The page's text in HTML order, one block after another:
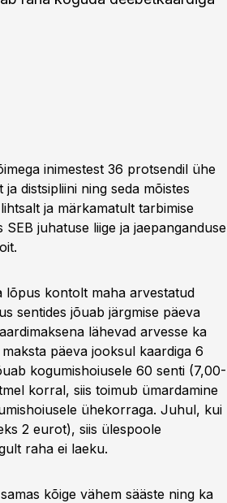
inimestest 36 protsendil ühe
distsipliini ning seda mõistes
ja märkamatult tarbimise
juhatuse liige ja jaepanganduse
lõpus kontolt maha arvestatud
sentides jõuab järgmise päeva
lähevad arvesse ka
päeva jooksul kaardiga 6
kogumishoiusele 60 senti (7,00-
korral, siis toimub ümardamine
ühekorraga. Juhul, kui
2 eurot), siis ülespoole
raha ei laeku.
kõige vähem sääste ning ka